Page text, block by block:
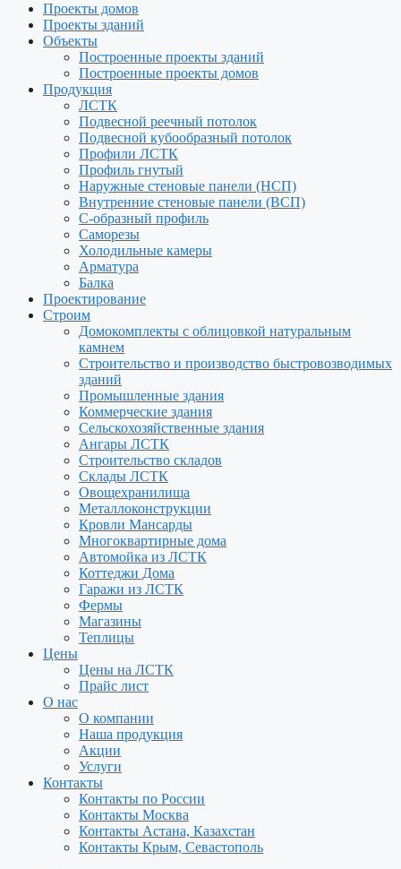
Проекты домов
Проекты зданий
Объекты
Построенные проекты зданий
Построенные проекты домов
Продукция
ЛСТК
Подвесной реечный потолок
Подвесной кубообразный потолок
Профили ЛСТК
Профиль гнутый
Наружные стеновые панели (НСП)
Внутренние стеновые панели (ВСП)
С-образный профиль
Саморезы
Холодильные камеры
Арматура
Балка
Проектирование
Строим
Домокомплекты с облицовкой натуральным
камнем
Строительство и производство быстровозводимых
зданий
Промышленные здания
Коммерческие здания
Сельскохозяйственные здания
Ангары ЛСТК
Строительство складов
Склады ЛСТК
Овощехранилища
Металлоконструкции
Кровли Мансарды
Многоквартирные дома
Автомойка из ЛСТК
Коттеджи Дома
Гаражи из ЛСТК
Фермы
Магазины
Теплицы
Цены
Цены на ЛСТК
Прайс лист
О нас
О компании
Наша продукция
Акции
Услуги
Контакты
Контакты по России
Контакты Москва
Контакты Астана, Казахстан
Контакты Крым, Севастополь